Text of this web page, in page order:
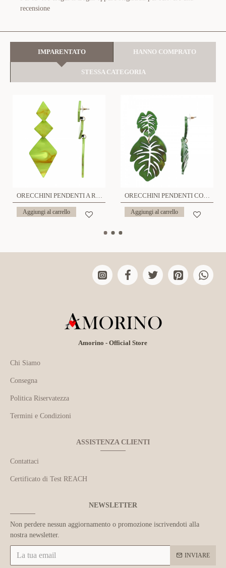
recensione
IMPARENTATO HANNO COMPRATO
STESSA CATEGORIA
ORECCHINI PENDENTI A ROMBO IN ACRILICO - FT2460A485
Aggiungi al carrello
ORECCHINI PENDENTI CON FOGLIE IN ACRILICO - FT2452A837
Aggiungi al carrello
Amorino - Official Store
Chi Siamo
Consegna
Politica Riservatezza
Termini e Condizioni
ASSISTENZA CLIENTI
Contattaci
Certificato di Test REACH
NEWSLETTER
Non perdere nessun aggiornamento o promozione iscrivendoti alla
nostra newsletter.
INVIARE